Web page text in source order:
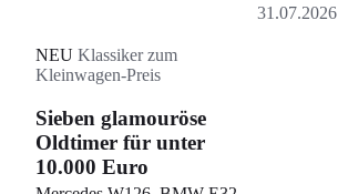
31.07.2026
NEU Klassiker zum
Kleinwagen-Preis
Sieben glamouröse
Oldtimer für unter
10.000 Euro